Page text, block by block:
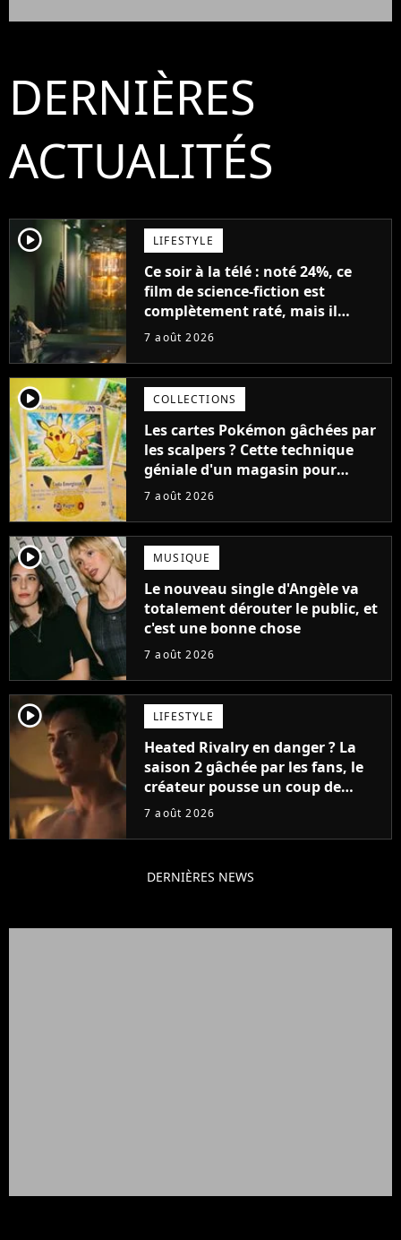
DERNIÈRES
ACTUALITÉS
player2 LIFESTYLE
Ce soir à la télé : noté 24%, ce
film de science-fiction est
complètement raté, mais il
aurait pu être encore pire à
7 août 2026
player2 COLLECTIONS
Les cartes Pokémon gâchées par
les scalpers ? Cette technique
géniale d'un magasin pour
ruiner les revendeurs
7 août 2026
player2 MUSIQUE
Le nouveau single d'Angèle va
totalement dérouter le public, et
c'est une bonne chose
7 août 2026
player2 LIFESTYLE
Heated Rivalry en danger ? La
saison 2 gâchée par les fans, le
créateur pousse un coup de
gueule
7 août 2026
DERNIÈRES NEWS